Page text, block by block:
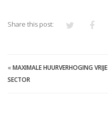
Share this post:
«MAXIMALE HUURVERHOGING VRIJE
SECTOR